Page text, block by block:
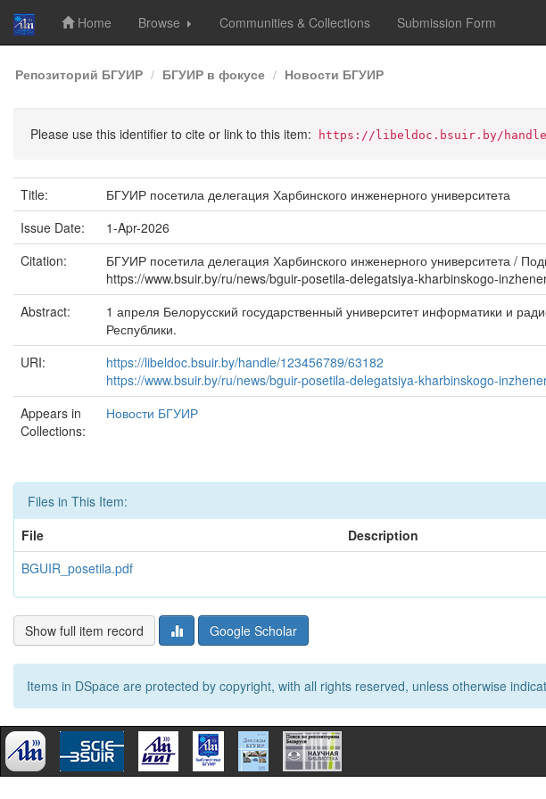
Skip
navigation
Home Browse Communities & Collections Submission Form
Репозиторий БГУИР БГУИР в фокусе Новости БГУИР
Please use this identifier to cite or link to this item: https://libeldoc.bsuir.by/handle/
Title:
БГУИР посетила делегация Харбинского инженерного университета
Issue Date:
1-Apr-2026
Citation:
БГУИР посетила делегация Харбинского инженерного университета /
https://www.bsuir.by/ru/news/bguir-posetila-delegatsiya-kharbinskogo-
Abstract:
1 апреля Белорусский государственный университет информатики и
Республики.
URI:
https://libeldoc.bsuir.by/handle/123456789/63182
https://www.bsuir.by/ru/news/bguir-posetila-delegatsiya-kharbinskogo-
Appears in
Collections:
Новости БГУИР
Files in This Item:
File
Description
BGUIR_posetila.pdf
Show full item record Google Scholar
Items in DSpace are protected by copyright, with all rights reserved, unless otherwise